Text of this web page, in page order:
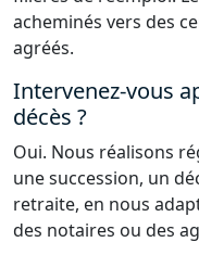
acheminés vers des
agréés.
Intervenez-vous
décès ?
Oui. Nous réalisons
une succession, un
retraite, en nous
des notaires ou des